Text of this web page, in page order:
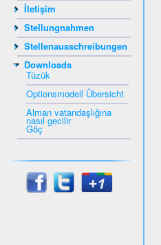
İletişim
Stellungnahmen
Stellenausschreibungen
Downloads
Tüzük
Optionsmodell Übersicht
Alman vatandaşlığına
nasıl gecilir
Göç